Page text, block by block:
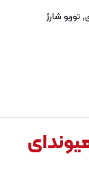
,توربو شارژ